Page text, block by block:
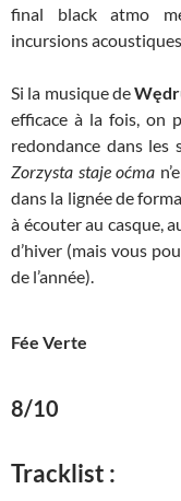
final black atmo
incursions
Si la musique de
efficace à la fois, on
redondance dans les
Zorzysta staje oćma
dans la lignée de
à écouter au casque,
d’hiver (mais vous
de l’année).
Fée Verte
8/10
Tracklist :